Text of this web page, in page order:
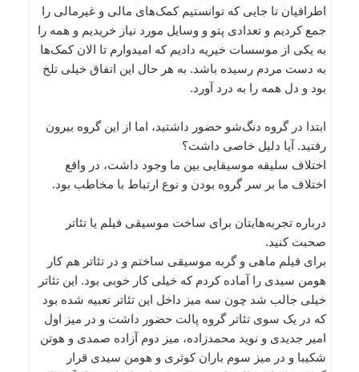
اطرافیان تا جایی که توانستیم کمک‌های مالی و غیرمالی را
جمع کردیم و تعدادی پتو و وسایل مورد نیاز خریدیم و همه را
به یکی از موسسات خیریه دادیم که امیدوارم تا الان کمک‌ها
به دست مردم رسیده باشد. به هر حال این اتفاق خیلی تلخ
بود و دل همه ‌را به درد آورد.
ابتدا در گروه دنگ‌شو حضور داشتید، اما از این گروه بیرون
رفتید. آیا دلیل خاصی داشت؟
اختلاف سلیقه‌‌ موسیقایی بین ما وجود داشت، در واقع
اختلاف ما بر سر گروه بودن و نوع ارتباط با مخاطب بود.
درباره تجربه‌هایتان برای ساخت موسیقی فیلم یا تئاتر
صحبت کنید.
برای فیلم ماهی و گربه موسیقی ساختم و در تئاتر هم کار
هومن سیدی را آماده کردم که خیلی کار خوبی بود. این تئاتر
خیلی جالب شد چون سه میز داخل این تئاتر تعبیه شده بود
که در یک سوی تئاتر گروه پالت حضور داشت و در میز اول
امیر جدیدی و نوید محمدزاده، میز دوم آزاده صمدی و هوتن
شکیبا و در میز سوم باران کوثری و هومن سیدی قرار